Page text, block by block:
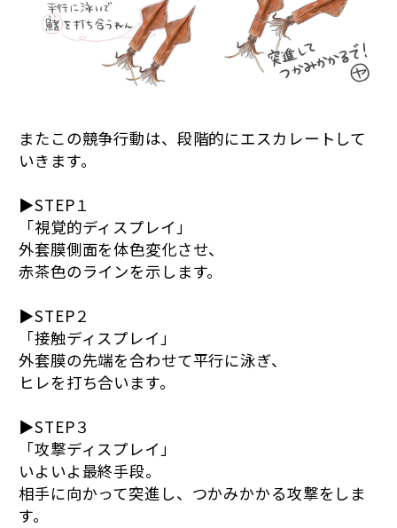
またこの競争行動は、段階的にエスカレートして
いきます。
▶︎STEP１
「視覚的ディスプレイ」
外套膜側面を体色変化させ、
赤茶色のラインを示します。
▶︎STEP２
「接触ディスプレイ」
外套膜の先端を合わせて平行に泳ぎ、
ヒレを打ち合います。
▶︎STEP３
「攻撃ディスプレイ」
いよいよ最終手段。
相手に向かって突進し、つかみかかる攻撃をしま
す。